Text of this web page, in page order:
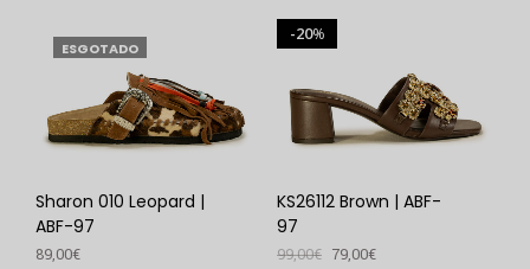
ESGOTADO
Sharon 010 Leopard |
ABF-97
89,00€
%
20
KS26112 Brown | ABF-
97
99,00€ 79,00€